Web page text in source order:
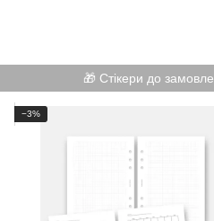
🎁 Стікери до
−3%